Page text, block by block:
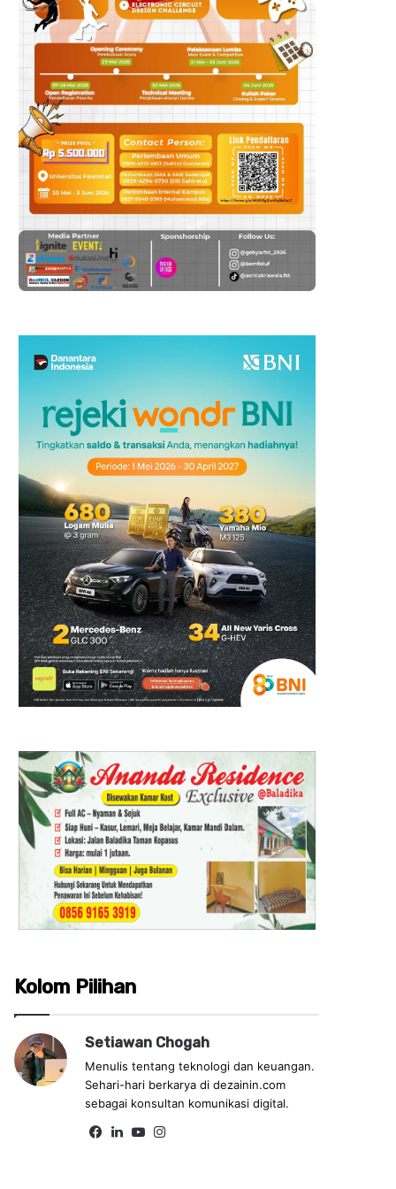
Kolom Pilihan
Setiawan Chogah
Menulis tentang teknologi dan keuangan.
Sehari-hari berkarya di dezainin.com
sebagai konsultan komunikasi digital.
Fa Lin Yo